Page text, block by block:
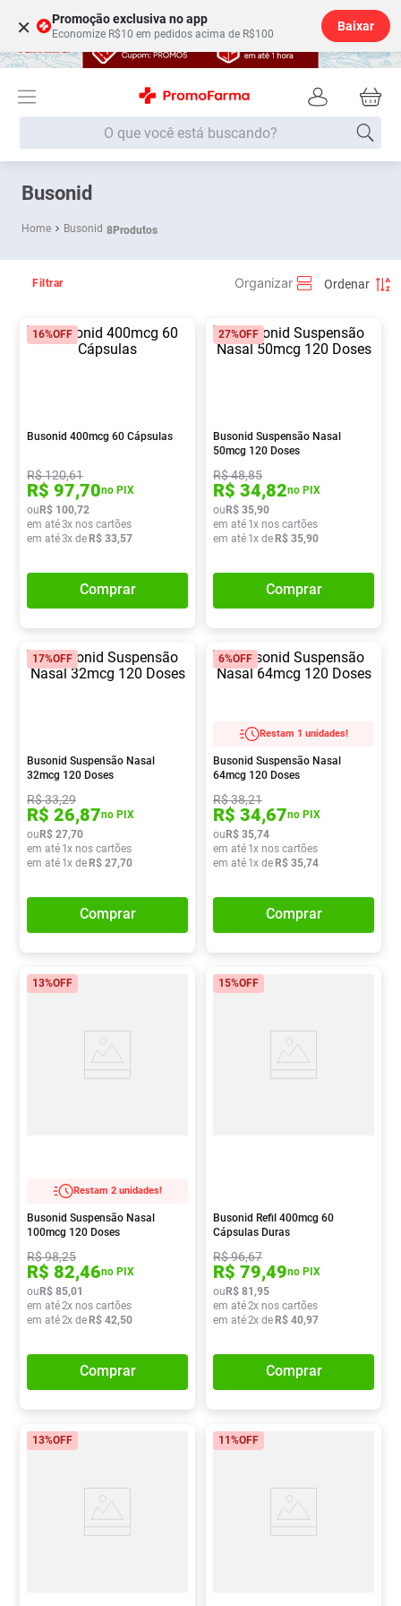
× Promoção exclusiva no app
Economize R$10 em pedidos acima de R$100
Baixar
O que você está buscando?
Busonid
Busonid 8Produtos
Filtrar
16%OFF
Busonid 400mcg 60 Cápsulas
R$120,61
R$ 97,70no PIX
ouR$ 100,72
em até3x nos cartões
em até3x deR$ 33,57
Comprar
27%OFF
Busonid Suspensão Nasal
50mcg 120 Doses
R$48,85
R$ 34,82no PIX
ouR$ 35,90
em até 1x nos cartões
em até 1x deR$ 35,90
Comprar
17%OFF
Busonid Suspensão Nasal
32mcg 120 Doses
R$33,29
R$ 26,87no PIX
ouR$ 27,70
em até 1x nos cartões
em até 1x deR$ 27,70
Comprar
6%OFF
Restam 1 unidades!
Busonid Suspensão Nasal
64mcg 120 Doses
R$38,21
R$ 34,67no PIX
ouR$ 35,74
em até 1x nos cartões
em até 1x deR$ 35,74
Comprar
13%OFF
Restam 2 unidades!
Busonid Suspensão Nasal
100mcg 120 Doses
R$98,25
R$ 82,46no PIX
ouR$ 85,01
em até2x nos cartões
em até2x deR$ 42,50
Comprar
15%OFF
Busonid Refil 400mcg 60
Cápsulas Duras
R$96,67
R$ 79,49no PIX
ouR$ 81 ,95
em até2x nos cartões
em até2x deR$ 40,97
Comprar
13%OFF 11%OFF
Termos mais buscados
1 º Fralda
3º
5º Fralda G
10º Soro Fisiológico